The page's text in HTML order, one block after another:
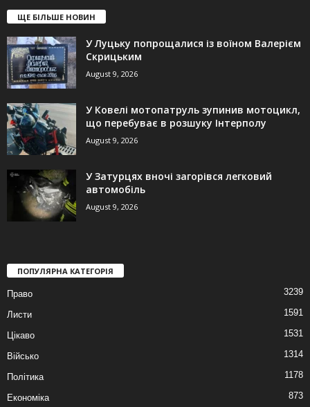
ЩЕ БІЛЬШЕ НОВИН
У Луцьку попрощалися із воїном Валерієм
Скрицьким
August 9, 2026
У Ковелі мотопатруль зупинив мотоцикл,
що перебуває в розшуку Інтерполу
August 9, 2026
У Затурцях вночі загорівся легковий
автомобіль
August 9, 2026
ПОПУЛЯРНА КАТЕГОРІЯ
Право 3239
Листи 1591
Цікаво 1531
Військо 1314
Політика 1178
Економіка 873